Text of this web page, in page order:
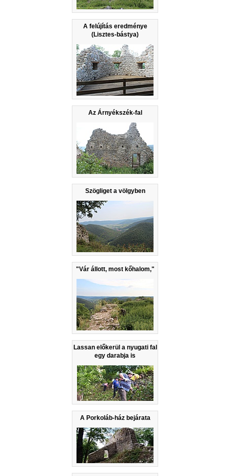
A felújítás eredménye
(Lisztes-bástya)
Az Árnyékszék-fal
Szögliget a völgyben
"Vár állott, most kőhalom,"
Lassan előkerül a nyugati fal
egy darabja is
A Porkoláb-ház bejárata